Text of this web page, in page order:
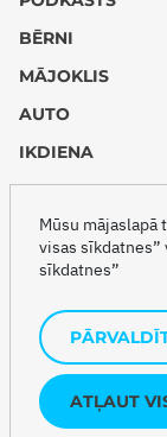
BĒRNI
MĀJOKLIS
AUTO
IKDIENA
CEĻOJUMI
Mūsu mājaslapā
visas sīkdatnes”
sīkdatnes”
ATĻAUT